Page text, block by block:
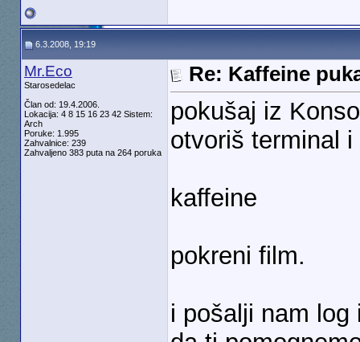
6.3.2008, 19:19
Mr.Eco
Starosedelac
Član od: 19.4.2006.
Lokacija: 4 8 15 16 23 42 Sistem:
Arch
Poruke: 1.995
Zahvalnice: 239
Zahvaljeno 383 puta na 264 poruka
Re: Kaffeine
pokušaj iz
otvoriš terminal
kaffeine
pokreni film.
i pošalji nam